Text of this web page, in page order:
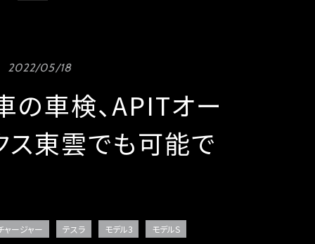
2022/05/18
の車検、APITオー
ス東雲でも可能で
ャージャー テスラ モデル3 モデルS